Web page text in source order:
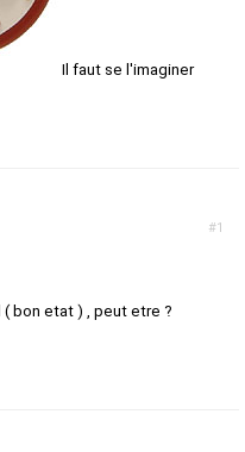
Il faut se l'imaginer
#1
bon etat ) , peut etre ?